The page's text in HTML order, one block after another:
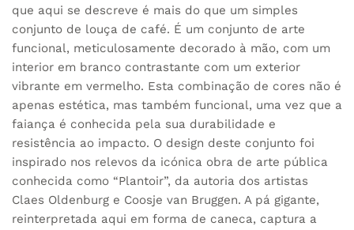
que aqui se descreve é mais do que um simples
conjunto de louça de café. É um conjunto de arte
funcional, meticulosamente decorado à mão, com um
interior em branco contrastante com um exterior
vibrante em vermelho. Esta combinação de cores não é
apenas estética, mas também funcional, uma vez que a
faiança é conhecida pela sua durabilidade e
resistência ao impacto. O design deste conjunto foi
inspirado nos relevos da icónica obra de arte pública
conhecida como “Plantoir”, da autoria dos artistas
Claes Oldenburg e Coosje van Bruggen. A pá gigante,
reinterpretada aqui em forma de caneca, captura a